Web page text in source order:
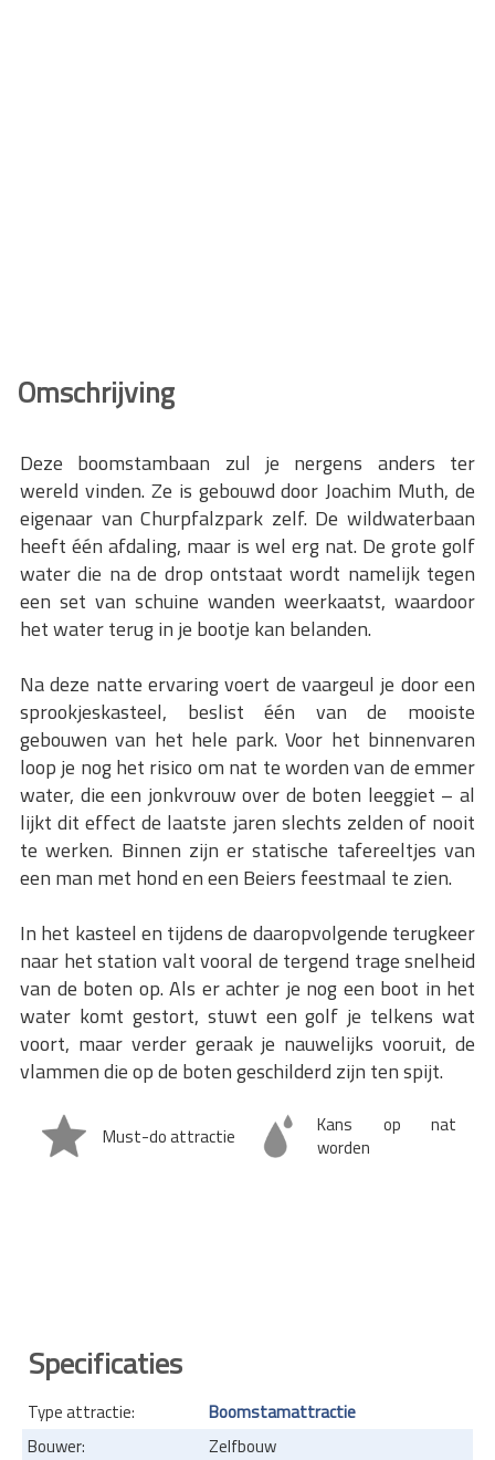
Omschrijving
Deze boomstambaan zul je nergens anders ter
wereld vinden. Ze is gebouwd door Joachim Muth, de
eigenaar van Churpfalzpark zelf. De wildwaterbaan
heeft één afdaling, maar is wel erg nat. De grote golf
water die na de drop ontstaat wordt namelijk tegen
een set van schuine wanden weerkaatst, waardoor
het water terug in je bootje kan belanden.
Na deze natte ervaring voert de vaargeul je door een
sprookjeskasteel, beslist één van de mooiste
gebouwen van het hele park. Voor het binnenvaren
loop je nog het risico om nat te worden van de emmer
water, die een jonkvrouw over de boten leeggiet – al
lijkt dit effect de laatste jaren slechts zelden of nooit
te werken. Binnen zijn er statische tafereeltjes van
een man met hond en een Beiers feestmaal te zien.
In het kasteel en tijdens de daaropvolgende terugkeer
naar het station valt vooral de tergend trage snelheid
van de boten op. Als er achter je nog een boot in het
water komt gestort, stuwt een golf je telkens wat
voort, maar verder geraak je nauwelijks vooruit, de
vlammen die op de boten geschilderd zijn ten spijt.
Must-do attractie
Kans op nat
worden
Specificaties
Type attractie:
Boomstamattractie
Bouwer:
Zelfbouw